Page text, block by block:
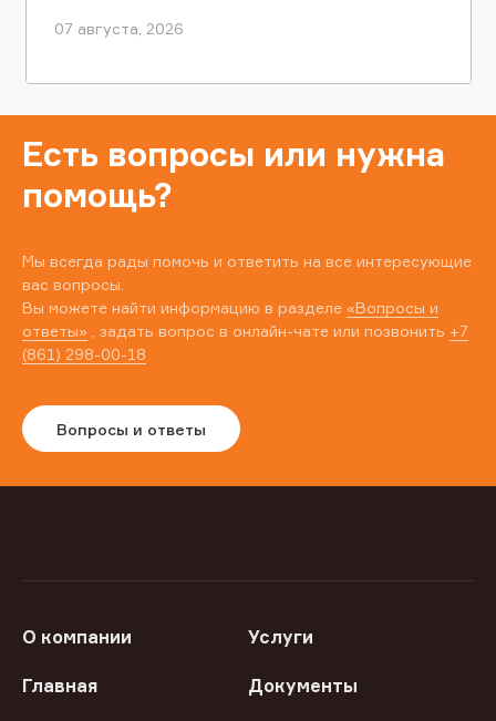
07 августа, 2026
Есть вопросы или нужна
помощь?
Мы всегда рады помочь и ответить на все интересующие
вас вопросы.
Вы можете найти информацию в разделе «Вопросы и
ответы» , задать вопрос в онлайн-чате или позвонить +7
(861) 298-00-18
Вопросы и ответы
О компании Услуги
Главная Документы